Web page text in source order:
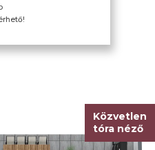
Közvetlen
tóra néző